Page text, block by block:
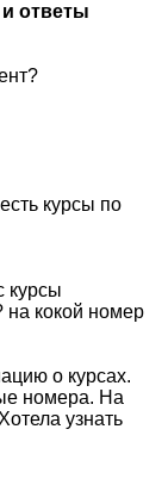
ответы
курсы по
курсы
на кокой номер
о курсах.
номера. На
узнать